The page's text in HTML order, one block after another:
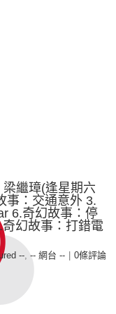
梁繼璋(逢星期六
事：交通意外 3.
6.奇幻故事：停
幻故事：打錯電
--,-- 網台 -- 0條評論